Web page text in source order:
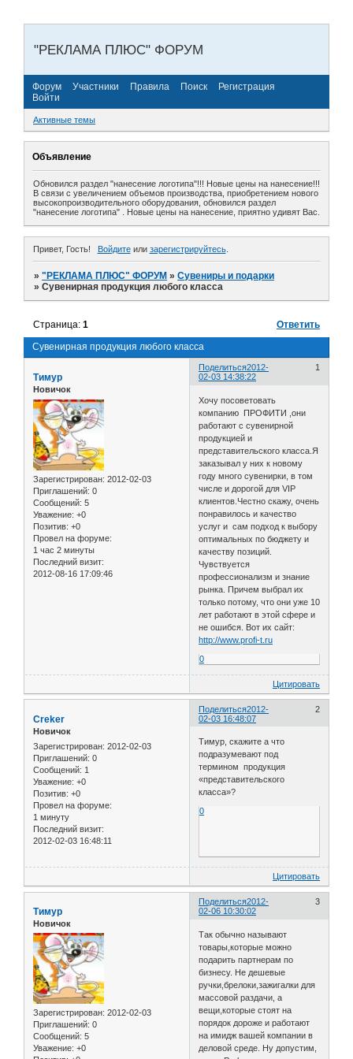
"РЕКЛАМА ПЛЮС" ФОРУМ
Форум Участники Правила Поиск
Регистрация
Войти
Активные темы
Объявление
Обновился раздел "нанесение логотипа"!!! Новые цены на нанесение!!!
В связи с увеличением объемов производства, приобретением нового
высокопроизводительного оборудования, обновился раздел
"нанесение логотипа" . Новые цены на нанесение, приятно удивят Вас.
Привет, Гость! Войдитеили зарегистрируйтесь.
»"РЕКЛАМА ПЛЮС" ФОРУМ »Сувениры и подарки
»Сувенирная продукция любого класса
Сувенирная продукция любого класса
Страница:1 Ответить
Поделиться 1
2012-
02-03 14:38:22
Тимур
Новичок
Зарегистрирован: 2012-02-03
Приглашений: 0
Сообщений: 5
Уважение: +0
Позитив: +0
Провел на форуме:
1 час 2 минуты
Последний визит:
2012-08-16 17:09:46
Хочу посоветовать
компанию ПРОФИТИ ,они
работают с сувенирной
продукцией и
представительского класса.Я
заказывал у них к новому
году много сувенирки, в том
числе и дорогой для VIP
клиентов.Честно скажу, очень
понравилось и качество
услуг и сам подход к выбору
оптимальных по бюджету и
качеству позиций.
Чувствуется
профессионализм и знание
рынка. Причем выбрал их
только потому, что они уже 10
лет работают в этой сфере и
не ошибся. Вот их сайт:
http://www.profi-t.ru
0
Цитировать
Поделиться 2
2012-
02-03 16:48:07
Creker
Новичок
Зарегистрирован: 2012-02-03
Приглашений: 0
Сообщений: 1
Уважение: +0
Позитив: +0
Провел на форуме:
1 минуту
Последний визит:
2012-02-03 16:48:11
Тимур, скажите а что
подразумевают под
термином продукция
«представительского
класса»?
0
Цитировать
Поделиться 3
2012-
02-06 10:30:02
Тимур
Новичок
Зарегистрирован: 2012-02-03
Приглашений: 0
Сообщений: 5
Уважение: +0
Так обычно называют
товары,которые можно
подарить партнерам по
бизнесу. Не дешевые
ручки,брелоки,зажигалки для
массовой раздачи, а
вещи,которые стоят на
порядок дороже и работают
на имидж вашей компании в
деловой среде. Ну допустим,